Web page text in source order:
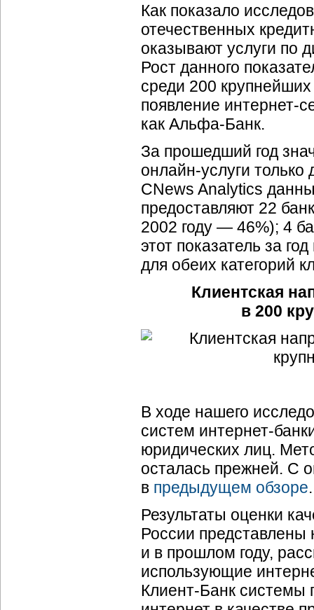
Как показало
отечественных
оказывают услуги по
Рост данного
среди 200
появление интернет-
как Альфа-Банк.
За прошедший год
онлайн-услуги только
CNews Analytics
предоставляют 22
2002 году — 46%); 4
этот показатель за
для обеих категорий
Клиентская
в 200
В ходе нашего
систем интернет-
юридических лиц.
осталась прежней. С
в предыдущем обзоре.
Результаты оценки
России представлены
и в прошлом году,
использующие
Клиент-Банк системы